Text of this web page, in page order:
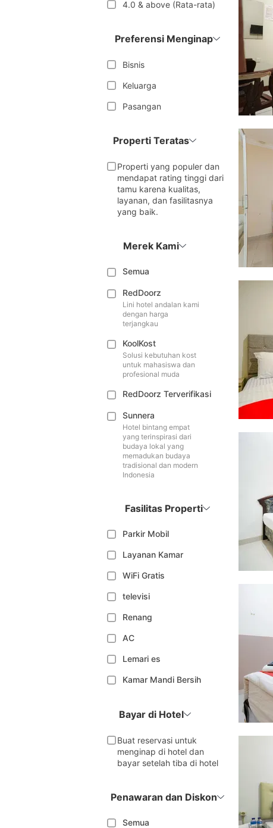
4.0 & above (Rata-rata)
Preferensi Menginap
Bisnis
Keluarga
Pasangan
Properti Teratas
Properti yang populer dan
mendapat rating tinggi dari
tamu karena kualitas,
layanan, dan fasilitasnya
yang baik.
Merek Kami
Semua
RedDoorz
Lini hotel andalan kami
dengan harga
terjangkau
KoolKost
Solusi kebutuhan kost
untuk mahasiswa dan
profesional muda
RedDoorz Terverifikasi
Sunnera
Hotel bintang empat
yang terinspirasi dari
budaya lokal yang
memadukan budaya
tradisional dan modern
Indonesia
Fasilitas Properti
Parkir Mobil
Layanan Kamar
WiFi Gratis
televisi
Renang
AC
Lemari es
Kamar Mandi Bersih
Bayar di Hotel
Buat reservasi untuk
menginap di hotel dan
bayar setelah tiba di hotel
Penawaran dan Diskon
Semua